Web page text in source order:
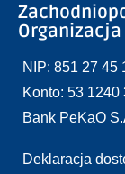
NIP: 851 27 45
Konto: 53 1240
Bank PeKaO
Deklaracja